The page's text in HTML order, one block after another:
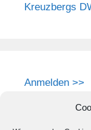
Kreuzbergs
Anmelden >>